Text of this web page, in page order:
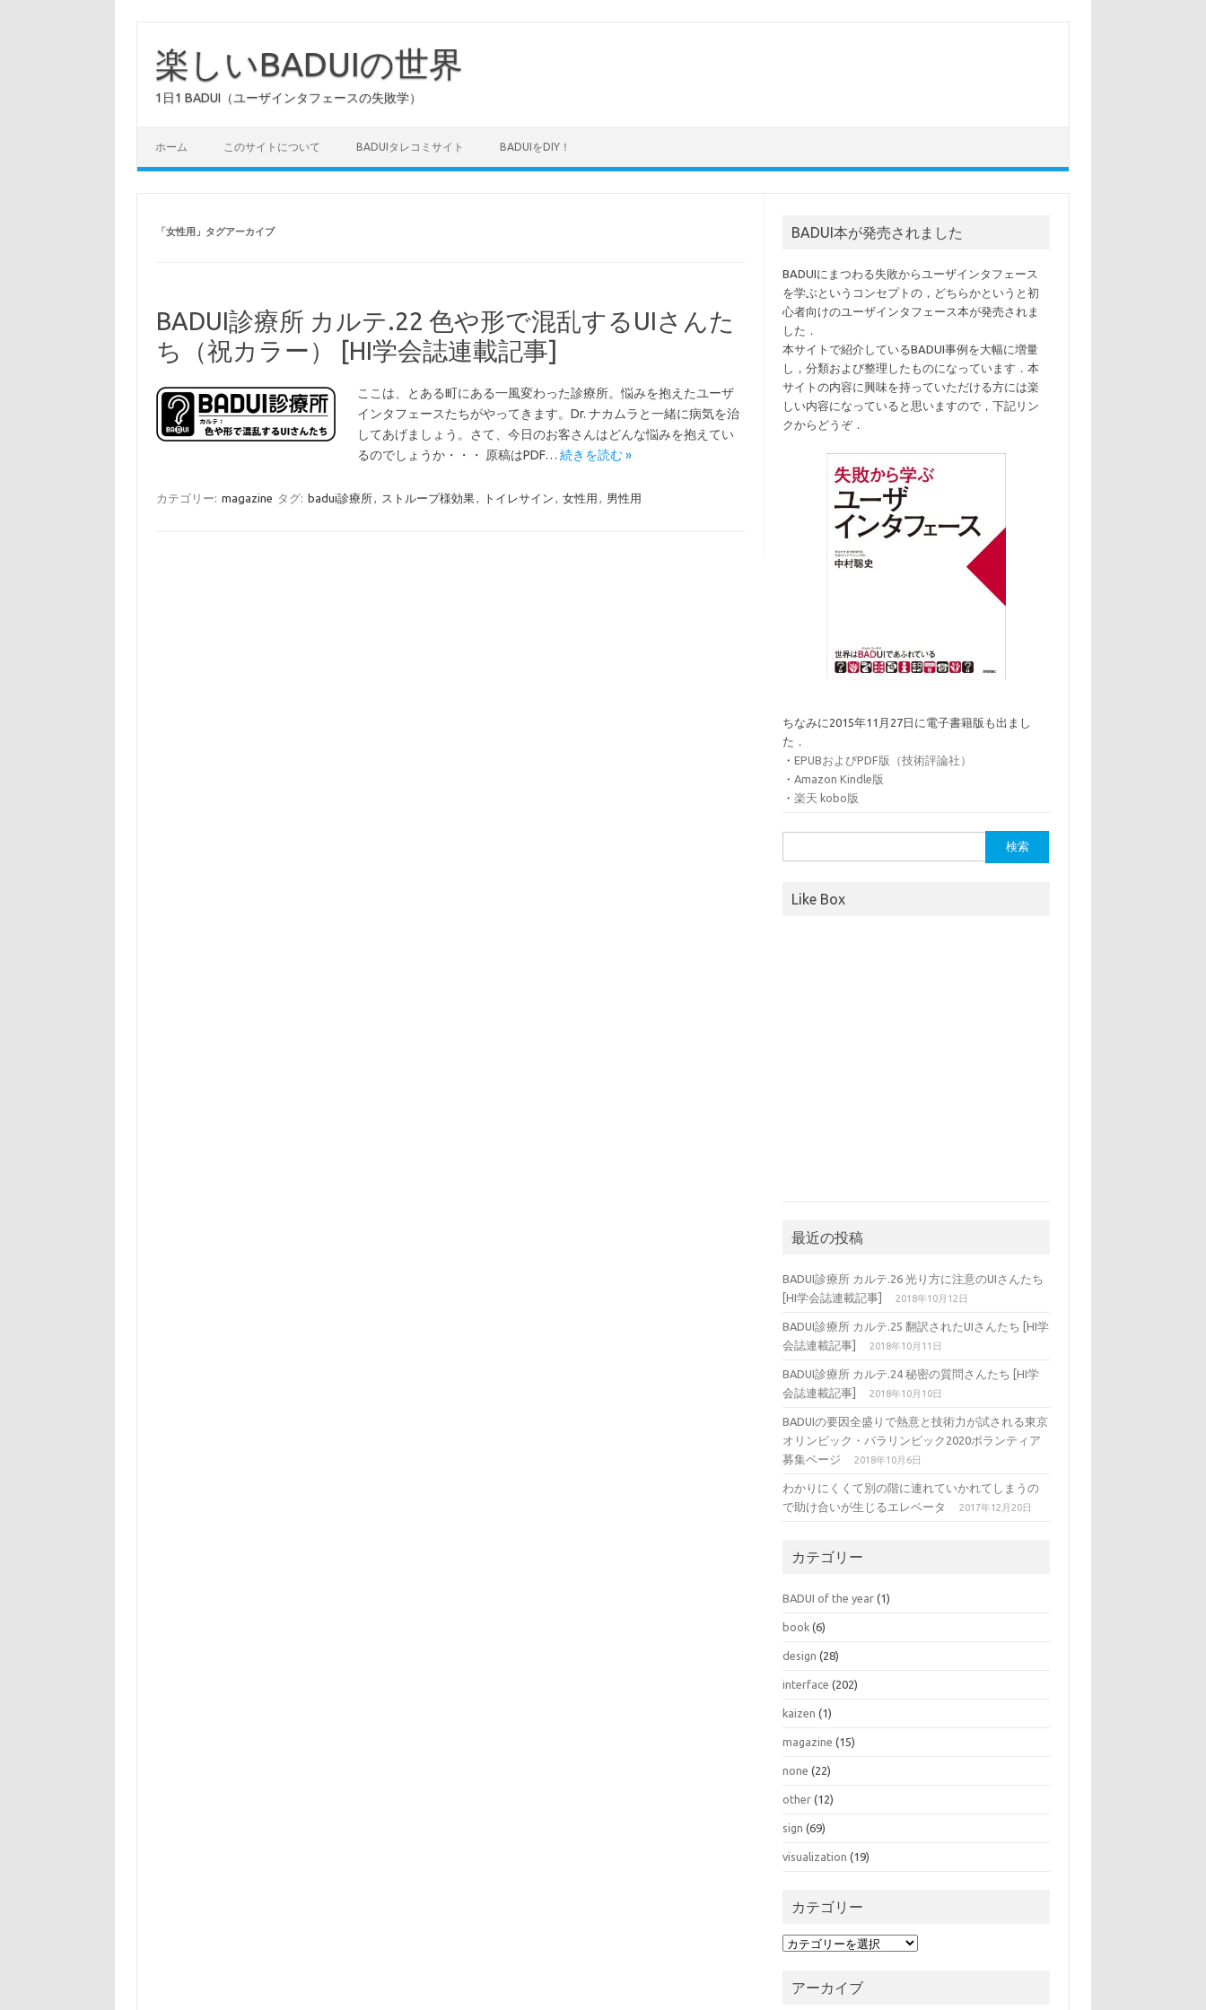
楽しいBADUIの世界
1日1 BADUI（ユーザインタフェースの失敗学）
ホーム このサイトについて BADUIタレコミサイト BADUIをDIY！
「女性用 」タグアーカイブ
BADUI診療所 カルテ.22 色や形で混乱するUIさんた
ち（祝カラー） [HI学会誌連載記事]
ここは、とある町にある一風変わった診療所。悩みを抱えたユーザ
インタフェースたちがやってきます。Dr. ナカムラと一緒に病気を治
してあげましょう。さて、今日のお客さんはどんな悩みを抱えてい
るのでしょうか・・・ 原稿はPDF… 続きを読む »
カテゴリー: magazine タグ: badui診療所, ストループ様効果, トイレサイン , 女性用 , 男性用
BADUI本が発売されました
BADUIにまつわる失敗からユーザインタフェース
を学ぶというコンセプトの，どちらかというと初
心者向けのユーザインタフェース本が発売されま
した．
本サイトで紹介しているBADUI事例を大幅に増量
し，分類および整理したものになっています．本
サイトの内容に興味を持っていただける方には楽
しい内容になっていると思いますので，下記リン
クからどうぞ．
ちなみに2015年11月27日に電子書籍版も出まし
た．
・EPUBおよびPDF版（技術評論社）
・Amazon Kindle版
・楽天 kobo版
索:
Like Box
最近の投稿
BADUI診療所 カルテ.26 光り方に注意のUIさんたち
[HI学会誌連載記事]
2018年10月12日
BADUI診療所 カルテ.25 翻訳されたUIさんたち [HI学
会誌連載記事]
2018年10月11日
BADUI診療所 カルテ.24 秘密の質問さんたち [HI学
会誌連載記事]
2018年10月10日
BADUIの要因全盛りで熱意と技術力が試される東京
オリンピック・パラリンピック2020ボランティア
募集ページ
2018年10月6日
わかりにくくて別の階に連れていかれてしまうの
で助け合いが生じるエレベータ
2017年12月20日
カテゴリー
BADUI of the year (1)
book (6)
design (28)
interface (202)
kaizen (1)
magazine (15)
none (22)
other (12)
sign (69)
visualization (19)
カテゴリー
カ
リアーカイブ